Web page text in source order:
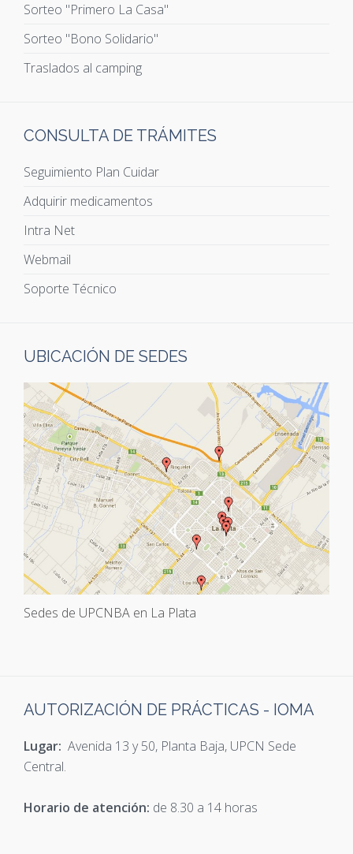
Sorteo "Primero La Casa"
Sorteo "Bono Solidario"
Traslados al camping
CONSULTA DE TRÁMITES
Seguimiento Plan Cuidar
Adquirir medicamentos
Intra Net
Webmail
Soporte Técnico
UBICACIÓN DE SEDES
Sedes de UPCNBA en La Plata
AUTORIZACIÓN DE PRÁCTICAS - IOMA
Lugar: Avenida 13 y 50, Planta Baja, UPCN Sede
Central.
Horario de atención: de 8.30 a 14 horas